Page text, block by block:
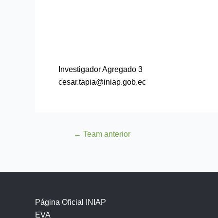
Investigador Agregado 3
cesar.tapia@iniap.gob.ec
← Team anterior
Página Oficial INIAP
EVA